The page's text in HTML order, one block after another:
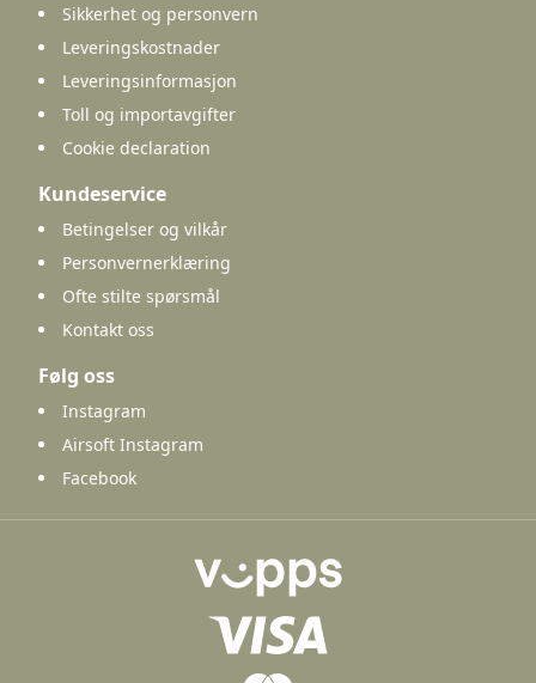
Sikkerhet og personvern
Leveringskostnader
Leveringsinformasjon
Toll og importavgifter
Cookie declaration
Kundeservice
Betingelser og vilkår
Personvernerklæring
Ofte stilte spørsmål
Kontakt oss
Følg oss
Instagram
Airsoft Instagram
Facebook